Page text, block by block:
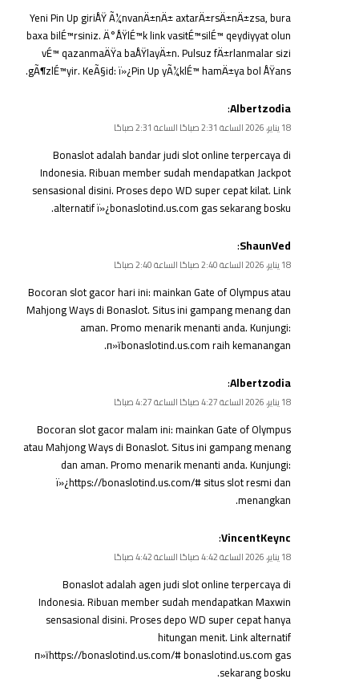
Yeni Pin Up giriÅŸ Ã¼nvanÄ±nÄ± axtarÄ±rsÄ±nÄ±zsa, bura
baxa bilÉ™rsiniz. Ä°ÅŸlÉ™k link vasitÉ™silÉ™ qeydiyyat olun
vÉ™ qazanmaÄŸa baÅŸlayÄ±n. Pulsuz fÄ±rlanmalar sizi
gÃ¶zlÉ™yir. KeÃ§id: ï»¿Pin Up yÃ¼klÉ™hamÄ±ya bol ÅŸans.
Albertzodia
:
18 يناير، 2026 الساعة 2:31 صباحًا الساعة 2:31 صباحًا
Bonaslot adalah bandar judi slot online terpercaya di
Indonesia. Ribuan member sudah mendapatkan Jackpot
sensasional disini. Proses depo WD super cepat kilat. Link
alternatif ï»¿bonaslotind.us.com gas sekarang bosku.
ShaunVed
:
18 يناير، 2026 الساعة 2:40 صباحًا الساعة 2:40 صباحًا
Bocoran slot gacor hari ini: mainkan Gate of Olympus atau
Mahjong Ways di Bonaslot. Situs ini gampang menang dan
aman. Promo menarik menanti anda. Kunjungi:
п»їbonaslotind.us.comraih kemanangan.
Albertzodia
:
18 يناير، 2026 الساعة 4:27 صباحًا الساعة 4:27 صباحًا
Bocoran slot gacor malam ini: mainkan Gate of Olympus
atau Mahjong Ways di Bonaslot. Situs ini gampang menang
dan aman. Promo menarik menanti anda. Kunjungi:
ï»¿https://bonaslotind.us.com/# situs slot resmi dan
menangkan.
VincentKeync
:
18 يناير، 2026 الساعة 4:42 صباحًا الساعة 4:42 صباحًا
Bonaslot adalah agen judi slot online terpercaya di
Indonesia. Ribuan member sudah mendapatkan Maxwin
sensasional disini. Proses depo WD super cepat hanya
hitungan menit. Link alternatif
п»їhttps://bonaslotind.us.com/# bonaslotind.us.com gas
sekarang bosku.